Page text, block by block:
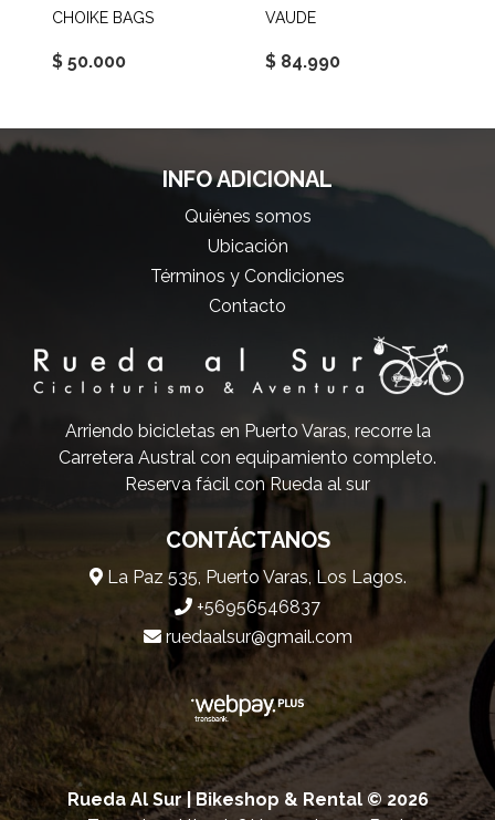
CHOIKE BAGS
$ 50.000
VAUDE
$ 84.990
INFO ADICIONAL
Quiénes somos
Ubicación
Términos y Condiciones
Contacto
Arriendo bicicletas en Puerto Varas, recorre la
Carretera Austral con equipamiento completo.
Reserva fácil con Rueda al sur
CONTÁCTANOS
La Paz 535, Puerto Varas, Los Lagos.
+56956546837
ruedaalsur@gmail.com
Rueda Al Sur | Bikeshop & Rental © 2026